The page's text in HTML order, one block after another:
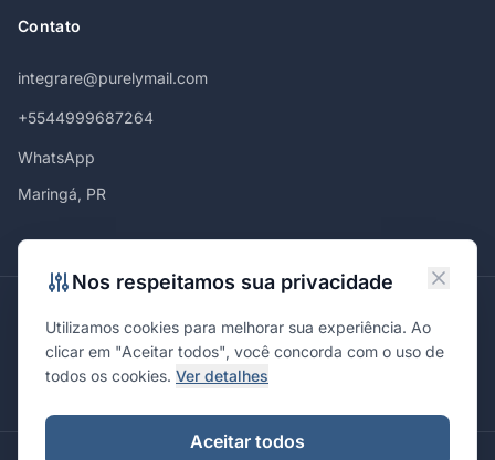
Contato
integrare@purelymail.com
+5544999687264
WhatsApp
Maringá, PR
MaringáCuritibaSão PauloLondrinaCascavelPonta Grossa
Florianópolis BrasíliaJoinvilleCampinas
Nos respeitamos sua privacidade
Utilizamos cookies para melhorar sua experiência. Ao
clicar em "Aceitar todos", você concorda com o uso de
todos os cookies. Ver detalhes
Aceitar todos